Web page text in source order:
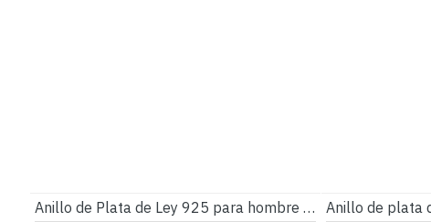
Anillo de Plata de Ley 925 para hombre y mujer, joyería clásica de amatista Natural Vintage, Punk, envío gratis